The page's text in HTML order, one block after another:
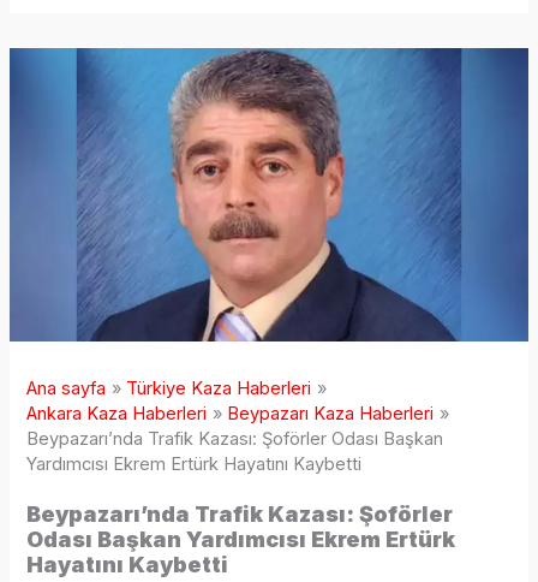
Ana sayfa
Türkiye Kaza Haberleri
Ankara Kaza Haberleri
Beypazarı Kaza Haberleri
Beypazarı’nda Trafik Kazası: Şoförler Odası Başkan
Yardımcısı Ekrem Ertürk Hayatını Kaybetti
Beypazarı’nda Trafik Kazası: Şoförler
Odası Başkan Yardımcısı Ekrem Ertürk
Hayatını Kaybetti